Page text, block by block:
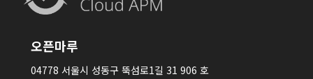
오픈마루
04778 서울시 성동구 뚝섬로1길 31 906 호